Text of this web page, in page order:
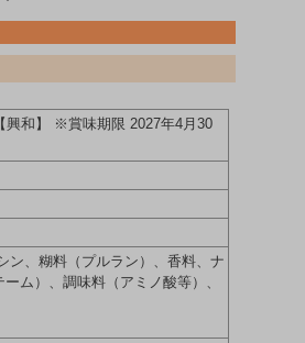
和】 ※賞味期限 2027年4月30
ン、糊料（プルラン）、香料、ナ
ム）、調味料（アミノ酸等）、